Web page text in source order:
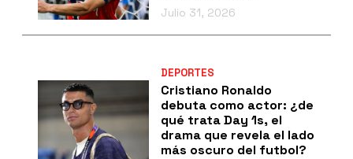
Julio 31, 2026
DEPORTES
Cristiano Ronaldo
debuta como actor: ¿de
qué trata Day 1s, el
drama que revela el lado
más oscuro del futbol?